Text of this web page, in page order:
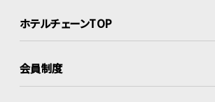
ホテルチェーンTOP
会員制度